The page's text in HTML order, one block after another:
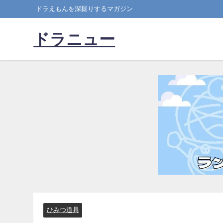
ドラえもんを深掘りするマガジン
ドラニュー
ひみつ道具